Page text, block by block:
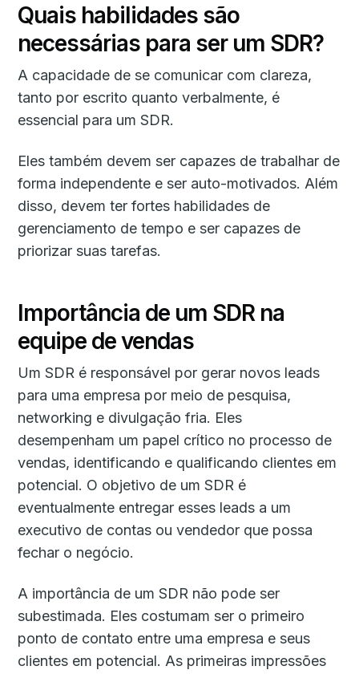
Quais habilidades são
necessárias para ser um SDR?
A capacidade de se comunicar com clareza,
tanto por escrito quanto verbalmente, é
essencial para um SDR.
Eles também devem ser capazes de trabalhar de
forma independente e ser auto-motivados. Além
disso, devem ter fortes habilidades de
gerenciamento de tempo e ser capazes de
priorizar suas tarefas.
Importância de um SDR na
equipe de vendas
Um SDR é responsável por gerar novos leads
para uma empresa por meio de pesquisa,
networking e divulgação fria. Eles
desempenham um papel crítico no processo de
vendas, identificando e qualificando clientes em
potencial. O objetivo de um SDR é
eventualmente entregar esses leads a um
executivo de contas ou vendedor que possa
fechar o negócio.
A importância de um SDR não pode ser
subestimada. Eles costumam ser o primeiro
ponto de contato entre uma empresa e seus
clientes em potencial. As primeiras impressões